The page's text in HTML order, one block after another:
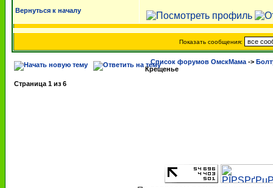
Вернуться к началу
Показать сообщения:
Список форумов ОмскМама ->
Крещенье
Страница 1 из 6